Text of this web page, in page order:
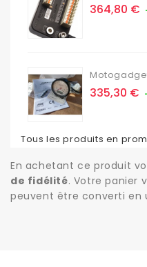
Prix
364,80 €
Prix
335,30 €
Tous les produits en
En achetant ce produit
de fidélité. Votre panier
peuvent être converti en